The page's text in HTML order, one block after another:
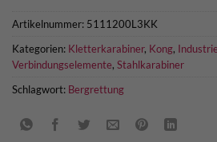
Artikelnummer: 5111200L3KK
Kategorien: Kletterkarabiner, Kong,
Verbindungselemente, Stahlkarabiner
Schlagwort: Bergrettung